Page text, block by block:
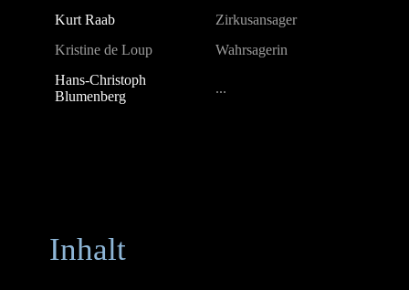
Kurt Raab
Zirkusansager
Kristine de Loup
Wahrsagerin
Hans-Christoph
Blumenberg
...
Inhalt